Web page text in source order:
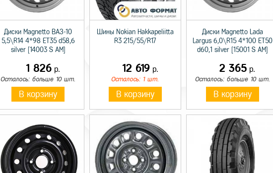
Диски Magnetto ВАЗ-10
5,5\R14 4*98 ET35 d58,6
silver [14003 S AM]
1 826 р.
Осталось: больше 10 шт.
В корзину
Шины Nokian Hakkapeliitta
R3 215/55/R17
12 619р.
Осталось: 1 шт.
В корзину
Диски Magnetto Lada
Largus 6,0\R15 4*100 ET50
d60,1 silver [15001 S AM]
2 365 р.
Осталось: больше 10 шт.
В корзину